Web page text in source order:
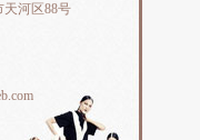
河区88号